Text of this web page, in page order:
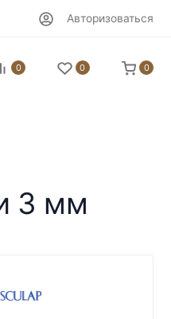
Авторизоваться
0 0 0
3 мм